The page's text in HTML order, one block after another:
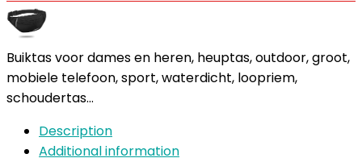
Buiktas voor dames en heren, heuptas, outdoor, groot,
mobiele telefoon, sport, waterdicht, loopriem,
schoudertas…
Description
Additional information